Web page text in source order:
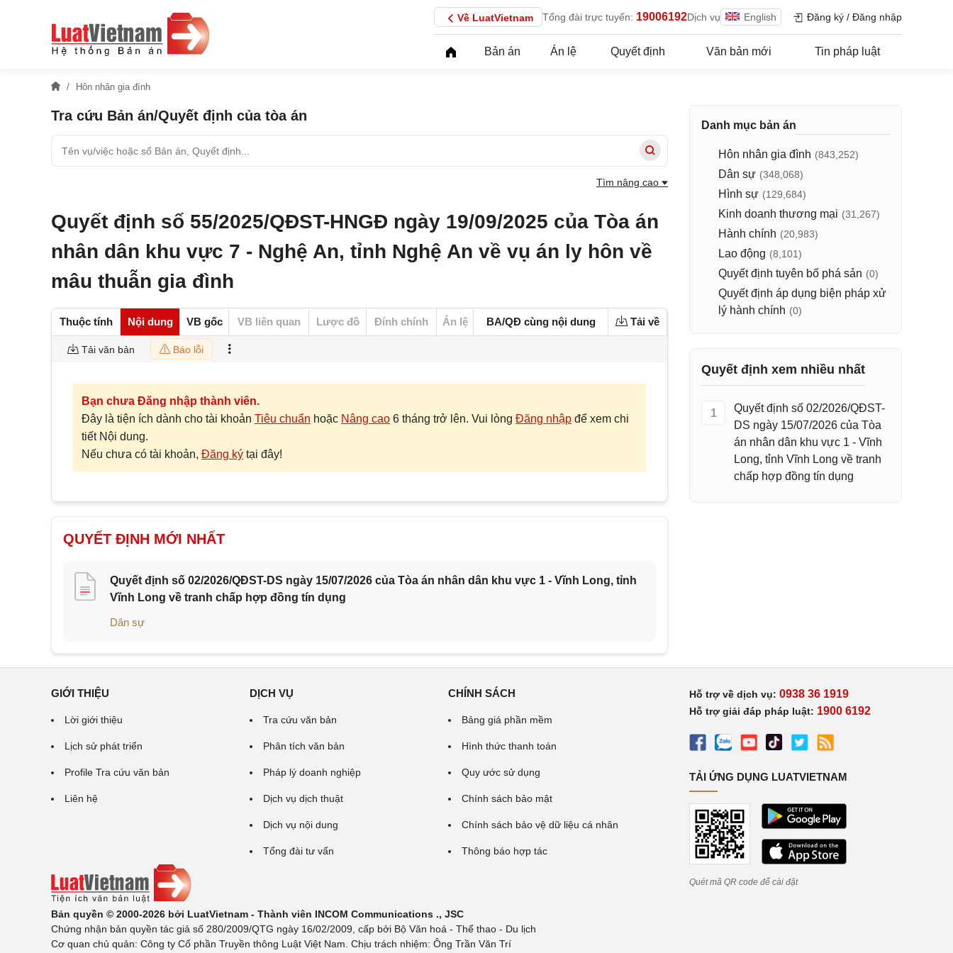
Về LuatVietnam Tổng đài trực tuyến: 19006192Dịch vụ English Đăng ký / Đăng nhập
Bản án Án lệ Quyết định Văn bản mới Tin pháp luật
Hôn nhân gia đình
Tra cứu Bản án/Quyết định của tòa án
Tìm nâng cao
Quyết định số 55/2025/QĐST-HNGĐ ngày 19/09/2025 của Tòa án
nhân dân khu vực 7 - Nghệ An, tỉnh Nghệ An về vụ án ly hôn về
mâu thuẫn gia đình
Thuộc tính Nội dung VB gốc VB liên quan Lược đồ Đính chính Án lệ BA/QĐ cùng nội dung Tải về
Tải văn bản Báo lỗi
Bạn chưa Đăng nhập thành viên.
Đây là tiện ích dành cho tài khoản Tiêu chuẩn hoặc Nâng cao 6 tháng trở lên. Vui lòng Đăng nhập để xem chi
tiết Nội dung.
Nếu chưa có tài khoản, Đăng ký tại đây!
QUYẾT ĐỊNH MỚI NHẤT
Quyết định số 02/2026/QĐST-DS ngày 15/07/2026 của Tòa án nhân dân khu vực 1 - Vĩnh Long, tỉnh
Vĩnh Long về tranh chấp hợp đồng tín dụng
Dân sự
Danh mục bản án
Hôn nhân gia đình (843,252)
Dân sự (348,068)
Hình sự (129,684)
Kinh doanh thương mại (31,267)
Hành chính (20,983)
Lao động (8,101)
Quyết định tuyên bố phá sản (0)
Quyết định áp dụng biện pháp xử
lý hành chính (0)
Quyết định xem nhiều nhất
1
Quyết định số 02/2026/QĐST-
DS ngày 15/07/2026 của Tòa
án nhân dân khu vực 1 - Vĩnh
Long, tỉnh Vĩnh Long về tranh
chấp hợp đồng tín dụng
GIỚI THIỆU
Lời giới thiệu
Lịch sử phát triển
Profile Tra cứu văn bản
Liên hệ
DỊCH VỤ
Tra cứu văn bản
Phân tích văn bản
Pháp lý doanh nghiệp
Dịch vụ dịch thuật
Dịch vụ nội dung
Tổng đài tư vấn
CHÍNH SÁCH
Bảng giá phần mềm
Hình thức thanh toán
Quy ước sử dụng
Chính sách bảo mật
Chính sách bảo vệ dữ liệu cá nhân
Thông báo hợp tác
Bản quyền © 2000-2026 bởi LuatVietnam - Thành viên INCOM Communications ., JSC
Chứng nhận bản quyền tác giả số 280/2009/QTG ngày 16/02/2009, cấp bởi Bộ Văn hoá - Thể thao - Du lịch
Cơ quan chủ quản: Công ty Cổ phần Truyền thông Luật Việt Nam. Chịu trách nhiệm: Ông Trần Văn Trí
Hỗ trợ về dịch vụ: 0938 36 1919
Hỗ trợ giải đáp pháp luật: 1900 6192
TẢI ỨNG DỤNG LUATVIETNAM
Quét mã QR code để cài đặt